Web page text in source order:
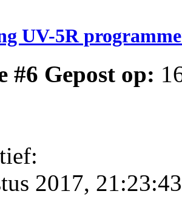
UV-5R
#6 Gepost op:
2017, 21:23:43